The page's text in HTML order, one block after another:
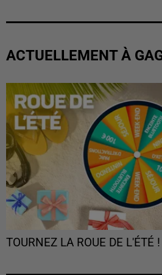
ACTUELLEMENT À
TOURNEZ LA ROUE DE L'ÉTÉ !